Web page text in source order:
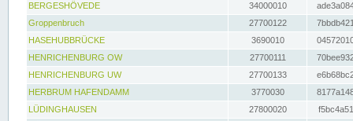
BERGESHÖVEDE
34000010
Groppenbruch
27700122
HASEHUBBRÜCKE
3690010
HENRICHENBURG OW
27700111
HENRICHENBURG UW
27700133
HERBRUM HAFENDAMM
3770030
LÜDINGHAUSEN
27800020